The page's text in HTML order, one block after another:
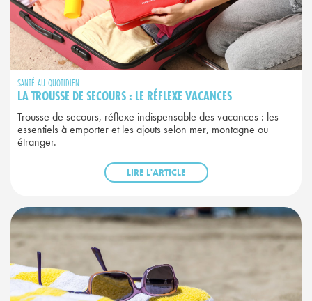
SANTÉ AU QUOTIDIEN
LA TROUSSE DE SECOURS : LE RÉFLEXE VACANCES
Trousse de secours, réflexe indispensable des vacances : les
essentiels à emporter et les ajouts selon mer, montagne ou
étranger.
LIRE L'ARTICLE